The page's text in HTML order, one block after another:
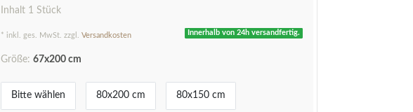
Inhalt 1 Stück
* inkl. ges. MwSt. zzgl. Versandkosten Innerhalb von 24h versandfertig.
Größe: 67x200 cm
Bitte wählen 80x200 cm 80x150 cm